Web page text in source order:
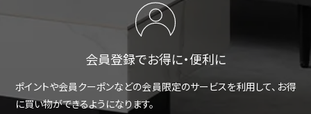
会員登録でお得に・便利に
ポイントや会員クーポンなどの会員限定のサービスを利用して、お得
に買い物ができるようになります。